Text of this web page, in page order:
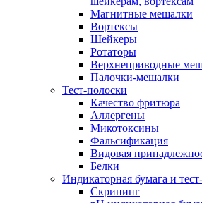
Магнитные мешалки
Вортексы
Шейкеры
Ротаторы
Верхнеприводные
Палочки-мешалки
Тест-полоски
Качество фритюра
Аллергены
Микотоксины
Фальсификация
Видовая
Белки
Индикаторная бумага и
Скрининг